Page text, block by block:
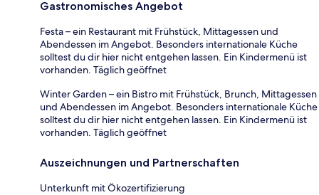
Gastronomisches Angebot
Festa – ein Restaurant mit Frühstück, Mittagessen und
Abendessen im Angebot. Besonders internationale Küche
solltest du dir hier nicht entgehen lassen. Ein Kindermenü ist
vorhanden. Täglich geöffnet
Winter Garden – ein Bistro mit Frühstück, Brunch, Mittagessen
und Abendessen im Angebot. Besonders internationale Küche
solltest du dir hier nicht entgehen lassen. Ein Kindermenü ist
vorhanden. Täglich geöffnet
Auszeichnungen und Partnerschaften
Unterkunft mit Ökozertifizierung